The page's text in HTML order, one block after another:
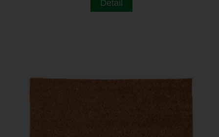
Detail